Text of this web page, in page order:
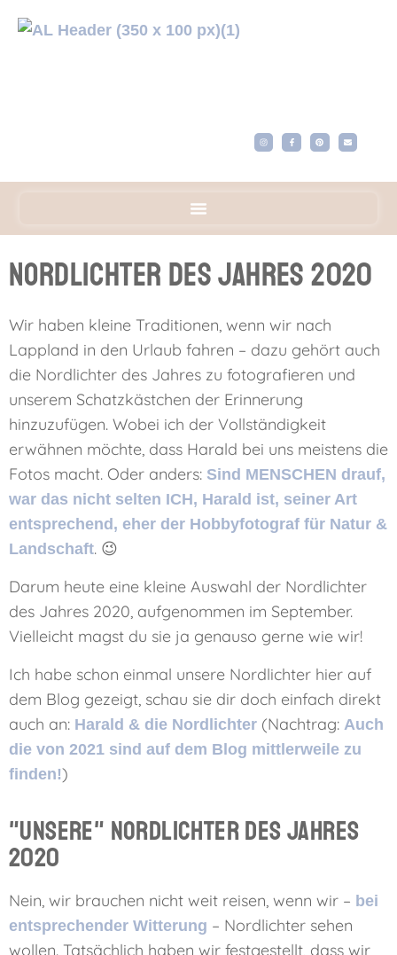
Nordlichter des Jahres 2020
Wir haben kleine Traditionen, wenn wir nach
Lappland in den Urlaub fahren – dazu gehört auch
die Nordlichter des Jahres zu fotografieren und
unserem Schatzkästchen der Erinnerung
hinzuzufügen. Wobei ich der Vollständigkeit
erwähnen möchte, dass Harald bei uns meistens die
Fotos macht. Oder anders: Sind MENSCHEN drauf,
war das nicht selten ICH, Harald ist, seiner Art
entsprechend, eher der Hobbyfotograf für Natur &
Landschaft. 😉
Darum heute eine kleine Auswahl der Nordlichter
des Jahres 2020, aufgenommen im September.
Vielleicht magst du sie ja genauso gerne wie wir!
Ich habe schon einmal unsere Nordlichter hier auf
dem Blog gezeigt, schau sie dir doch einfach direkt
auch an: Harald & die Nordlichter (Nachtrag: Auch
die von 2021 sind auf dem Blog mittlerweile zu
finden!)
"Unsere" Nordlichter des Jahres
2020
Nein, wir brauchen nicht weit reisen, wenn wir – bei
entsprechender Witterung – Nordlichter sehen
wollen. Tatsächlich haben wir festgestellt, dass wir